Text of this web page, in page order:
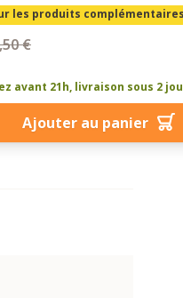
les produits
€
avant 21h, livraison sous 2
Ajouter au panier